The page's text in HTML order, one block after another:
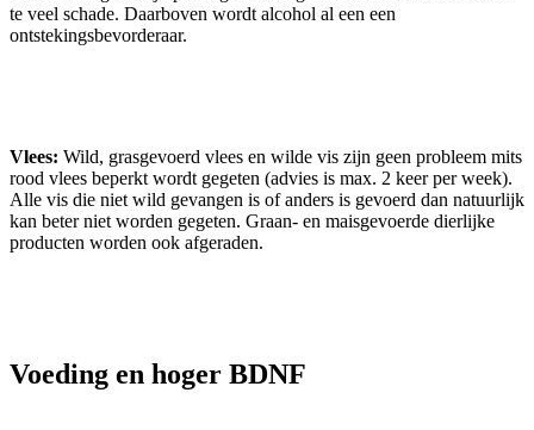
te veel schade. Daarboven wordt alcohol al een een
ontstekingsbevorderaar.
Vlees: Wild, grasgevoerd vlees en wilde vis zijn geen probleem mits
rood vlees beperkt wordt gegeten (advies is max. 2 keer per week).
Alle vis die niet wild gevangen is of anders is gevoerd dan natuurlijk
kan beter niet worden gegeten. Graan- en maisgevoerde dierlijke
producten worden ook afgeraden.
Voeding en hoger BDNF